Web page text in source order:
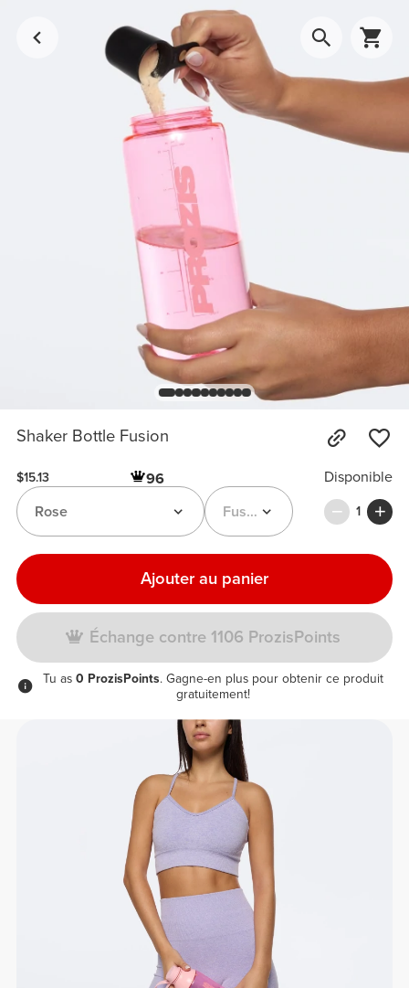
Shaker Bottle Fusion
$15.13 96
Disponible
Fusion Shaker Bottle
Rose 1
Ajouter au panier
Échange contre 1106 ProzisPoints
Tu as 0 ProzisPoints. Gagne-en plus pour obtenir ce produit
gratuitement!